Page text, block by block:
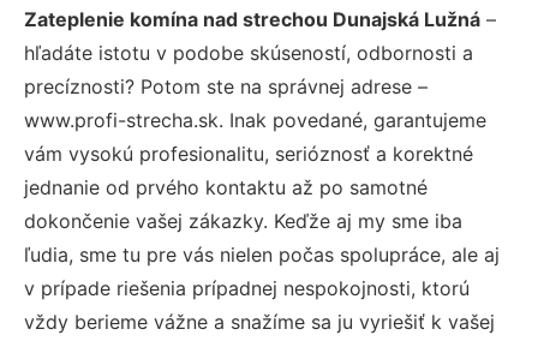
Zateplenie komína nad strechou Dunajská Lužná –
hľadáte istotu v podobe skúseností, odbornosti a
precíznosti? Potom ste na správnej adrese –
www.profi-strecha.sk. Inak povedané, garantujeme
vám vysokú profesionalitu, serióznosť a korektné
jednanie od prvého kontaktu až po samotné
dokončenie vašej zákazky. Keďže aj my sme iba
ľudia, sme tu pre vás nielen počas spolupráce, ale aj
v prípade riešenia prípadnej nespokojnosti, ktorú
vždy berieme vážne a snažíme sa ju vyriešiť k vašej